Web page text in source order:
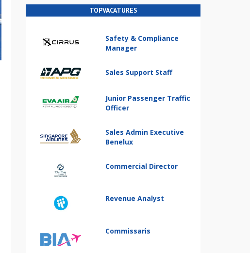
TOPVACATURES
Safety & Compliance
Manager
Sales Support Staff
Junior Passenger Traffic
Officer
Sales Admin Executive
Benelux
Commercial Director
Revenue Analyst
Commissaris